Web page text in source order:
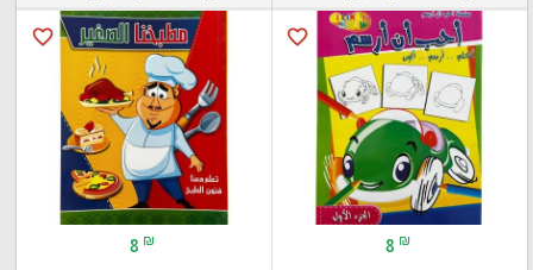
favorite_border
8 ₪
favorite_border
8 ₪